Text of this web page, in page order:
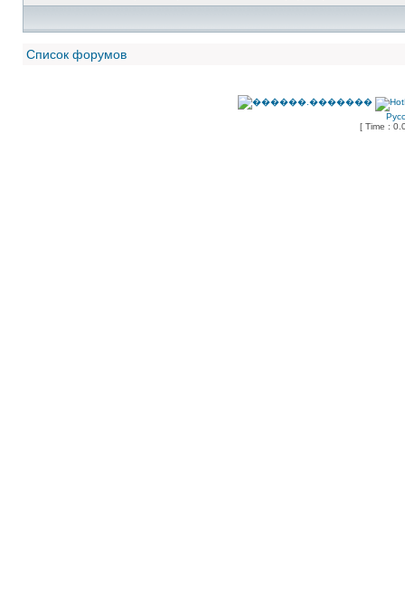
Список форумов
[ Time :